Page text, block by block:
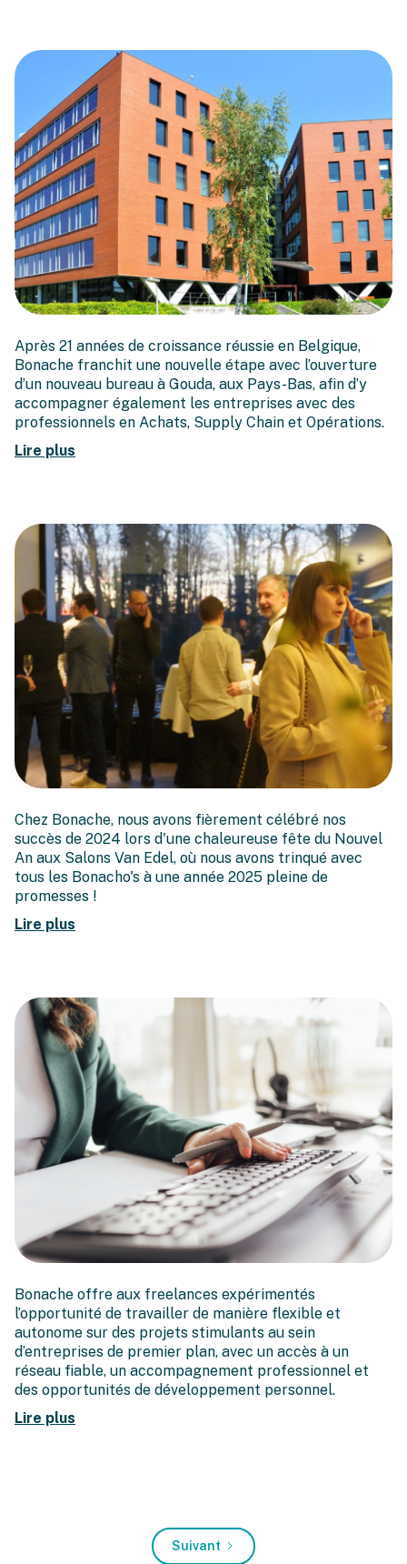
premier pas au-delà des
frontières
Après 21 années de croissance réussie en Belgique,
Bonache franchit une nouvelle étape avec l’ouverture
d’un nouveau bureau à Gouda, aux Pays-Bas, afin d’y
accompagner également les entreprises avec des
professionnels en Achats, Supply Chain et Opérations.
Lire plus
Chez Bonache, nous avons fièrement célébré nos
succès de 2024 lors d'une chaleureuse fête du Nouvel
An aux Salons Van Edel, où nous avons trinqué avec
tous les Bonacho's à une année 2025 pleine de
promesses !
Lire plus
voulons !
Bonache offre aux freelances expérimentés
l’opportunité de travailler de manière flexible et
autonome sur des projets stimulants au sein
d’entreprises de premier plan, avec un accès à un
réseau fiable, un accompagnement professionnel et
des opportunités de développement personnel.
Lire plus
Suivant